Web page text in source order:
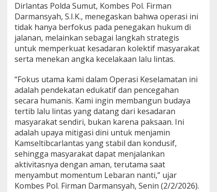
L
i
n
t
a
s
Dirlantas Polda Sumut, Kombes Pol. Firman
Darmansyah, S.I.K., menegaskan bahwa operasi ini
tidak hanya berfokus pada penegakan hukum di
jalanan, melainkan sebagai langkah strategis
untuk memperkuat kesadaran kolektif masyarakat
serta menekan angka kecelakaan lalu lintas.
“Fokus utama kami dalam Operasi Keselamatan ini
adalah pendekatan edukatif dan pencegahan
secara humanis. Kami ingin membangun budaya
tertib lalu lintas yang datang dari kesadaran
masyarakat sendiri, bukan karena paksaan. Ini
adalah upaya mitigasi dini untuk menjamin
Kamseltibcarlantas yang stabil dan kondusif,
sehingga masyarakat dapat menjalankan
aktivitasnya dengan aman, terutama saat
menyambut momentum Lebaran nanti,” ujar
Kombes Pol. Firman Darmansyah, Senin (2/2/2026).